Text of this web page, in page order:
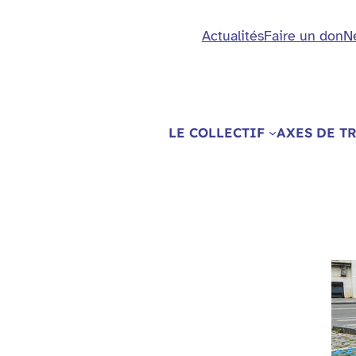
ActualitésFaire un don
LE COLLECTIF AXES DE